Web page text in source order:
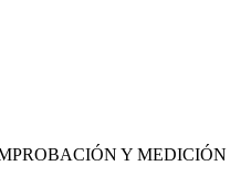
Y MEDICIÓN